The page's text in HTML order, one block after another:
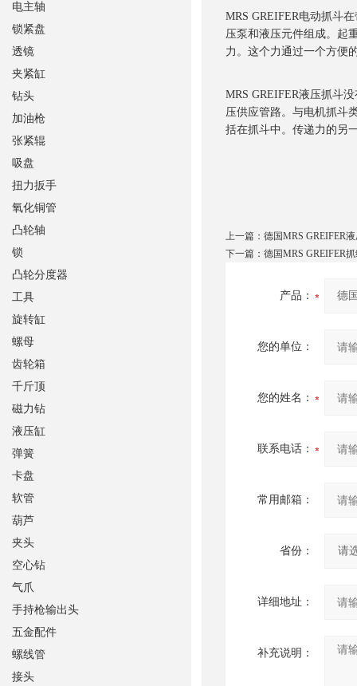
MRS GREIFER电动抓斗
压泵和液压元件组成。起
力。这个力通过一个方便
MRS GREIFER液压抓斗
压供应管路。与电机抓斗
括在抓斗中。传递力的另
上一篇： 德国MRS GREIFER
下一篇： 德国MRS GREIFER
产品：
您的单位：
您的姓名：
联系电话：
常用邮箱：
省份：
详细地址：
补充说明：
电主轴
锁紧盘
透镜
夹紧缸
钻头
加油枪
张紧辊
吸盘
扭力扳手
氧化铜管
凸轮轴
锁
凸轮分度器
工具
旋转缸
螺母
齿轮箱
千斤顶
磁力钻
液压缸
弹簧
卡盘
软管
葫芦
夹头
空心钻
气爪
手持枪输出头
五金配件
螺线管
接头